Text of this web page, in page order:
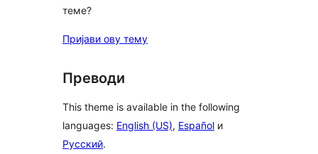
теме?
Пријави ову тему
Преводи
This theme is available in the following
languages: English (US), Español и
Русский.